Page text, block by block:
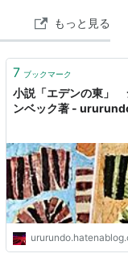
いました。 2人
もっと見る
7 ブックマーク
小説「エデンの東」
ンベック著 -